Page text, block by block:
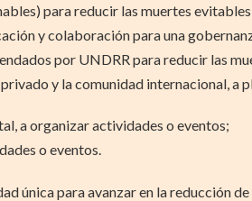
para reducir las muertes
y colaboración para una
por UNDRR para reducir las
y la comunidad internacional, a
a organizar actividades o eventos;
o eventos.
única para avanzar en la reducción